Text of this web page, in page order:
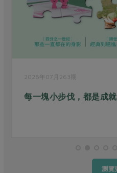
2026年07月263期
每一塊小步伐，都是成
瀏覽